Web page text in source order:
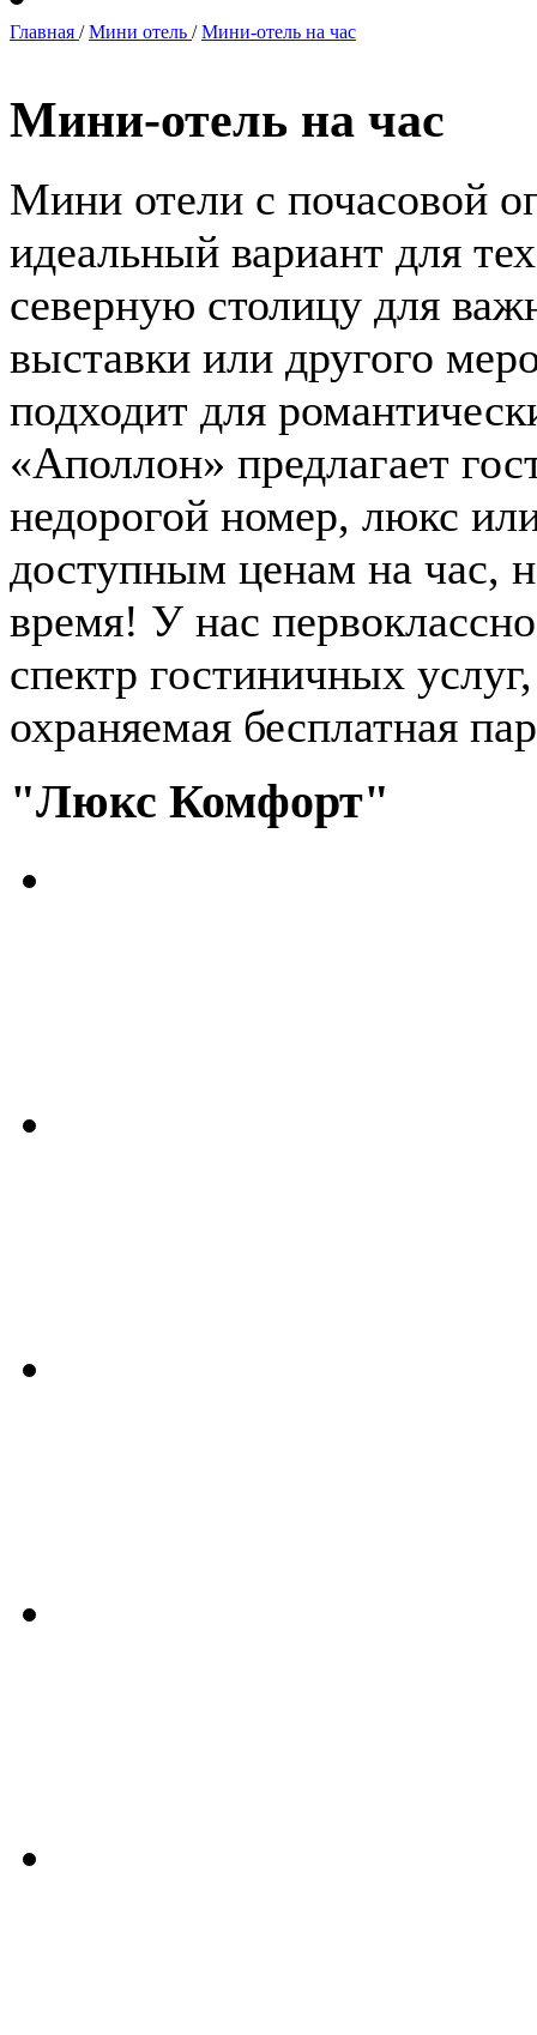
Главная /Мини отель /Мини-отель на час
Мини-отель на час
Мини отели с почасовой
идеальный вариант для
северную столицу для
выставки или другого
подходит для
«Аполлон» предлагает
недорогой номер, люкс
доступным ценам на час,
время! У нас
спектр гостиничных
охраняемая бесплатная
"Люкс Комфорт"